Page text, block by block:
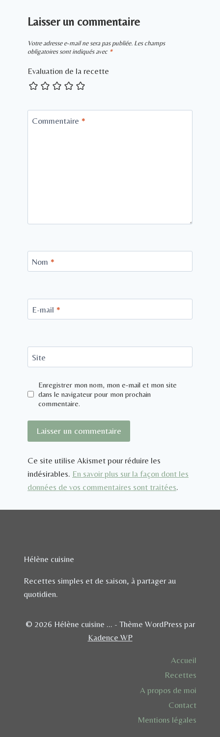
Laisser un commentaire
Votre adresse e-mail ne sera pas publiée. Les champs
obligatoires sont indiqués avec *
Evaluation de la recette
Commentaire *
Nom *
E-mail *
Site
Enregistrer mon nom, mon e-mail et mon site
dans le navigateur pour mon prochain
commentaire.
Ce site utilise Akismet pour réduire les
indésirables. En savoir plus sur la façon dont les
données de vos commentaires sont traitées.
Hélène cuisine
Recettes simples et de saison, à partager au
quotidien.
© 2026 Hélène cuisine ... - Thème WordPress par
Kadence WP
Accueil
Recettes
A propos de moi
Contact
Mentions légales